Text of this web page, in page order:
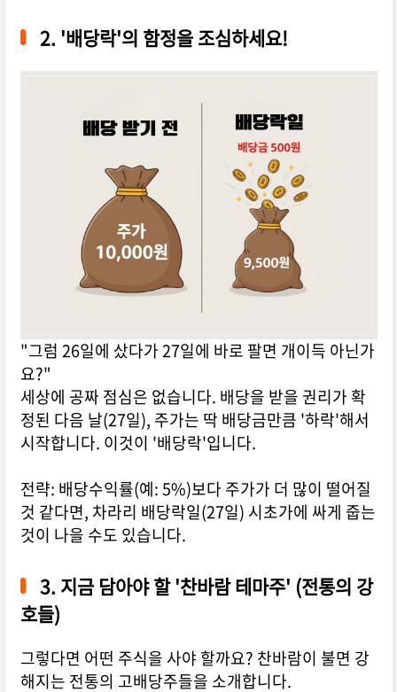
2. '배당락'의 함정을 조심하세요!
"그럼 26일에 샀다가 27일에 바로 팔면 개이득 아닌가
요?"
세상에 공짜 점심은 없습니다. 배당을 받을 권리가 확
정된 다음 날(27일), 주가는 딱 배당금만큼 '하락'해서
시작합니다. 이것이 '배당락'입니다.
전략: 배당수익률(예: 5%)보다 주가가 더 많이 떨어질
것 같다면, 차라리 배당락일(27일) 시초가에 싸게 줍는
것이 나을 수도 있습니다.
3. 지금 담아야 할 '찬바람 테마주' (전통의 강
호들)
그렇다면 어떤 주식을 사야 할까요? 찬바람이 불면 강
해지는 전통의 고배당주들을 소개합니다.